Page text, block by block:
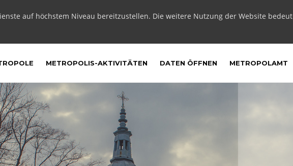
auf höchstem Niveau bereitzustellen. Die weitere Nutzung der Website
METROPOLIS-AKTIVITÄTEN DATEN ÖFFNEN METROPOLAMT